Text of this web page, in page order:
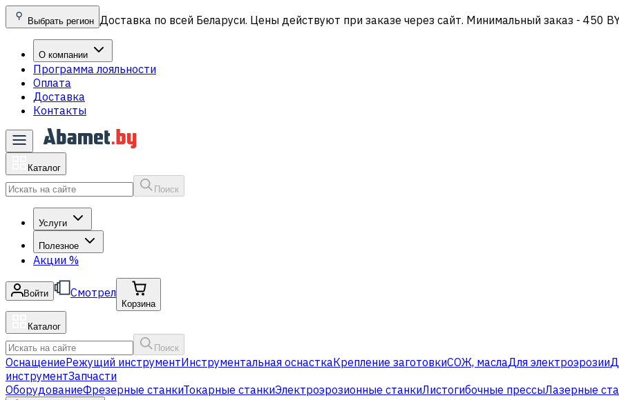
Выбрать регион Доставка по всей Беларуси. Цены действуют при заказе через сайт. Минимальный заказ - 450
О компании
Программа лояльности
Оплата
Доставка
Контакты
Каталог
Поиск
Услуги
Полезное
Акции %
Войти Смотрел
Корзина
Каталог
Поиск
ОснащениеРежущий инструментИнструментальная оснасткаКрепление заготовкиСОЖ, маслаДля электроэрозии
инструментЗапчасти
ОборудованиеФрезерные станкиТокарные станкиЭлектроэрозионные станкиЛистогибочные прессыЛазерные